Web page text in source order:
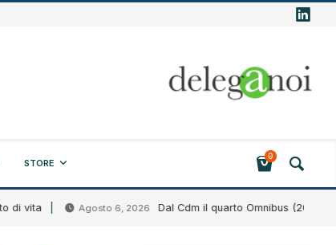
STORE
0
Agosto 6, 2026 Dal Cdm il quarto Omnibus (2026)